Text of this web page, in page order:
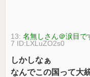
13:名無しさん＠涙目で
7 ID:LXLuZO2s0
しかしなぁ
なんでこの国って大